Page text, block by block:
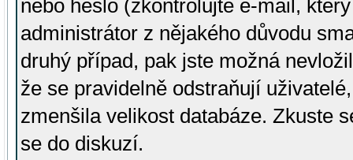
nebo heslo (zkontrolujte e-mail,
administrátor z nějakého důvodu
druhý případ, pak jste možná
že se pravidelně odstraňují
zmenšila velikost databáze. Zkuste
se do diskuzí.